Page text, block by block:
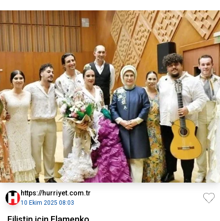
https://hurriyet.com.tr
10 Ekim 2025 08:03